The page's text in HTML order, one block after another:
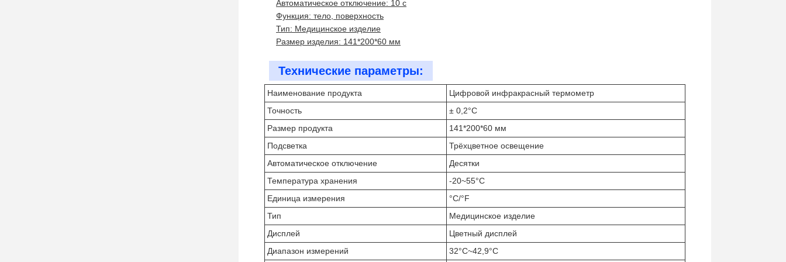
Автоматическое отключение: 10 с
Функция: тело, поверхность
Тип: Медицинское изделие
Размер изделия: 141*200*60 мм
Технические параметры:
Наименование продукта
Цифровой инфракрасный термометр
Точность
± 0,2°C
Размер продукта
141*200*60 мм
Подсветка
Трёхцветное освещение
Автоматическое отключение
Десятки
Температура хранения
-20~55°C
Единица измерения
°C/°F
Тип
Медицинское изделие
Дисплей
Цветный дисплей
Диапазон измерений
32°C~42,9°C